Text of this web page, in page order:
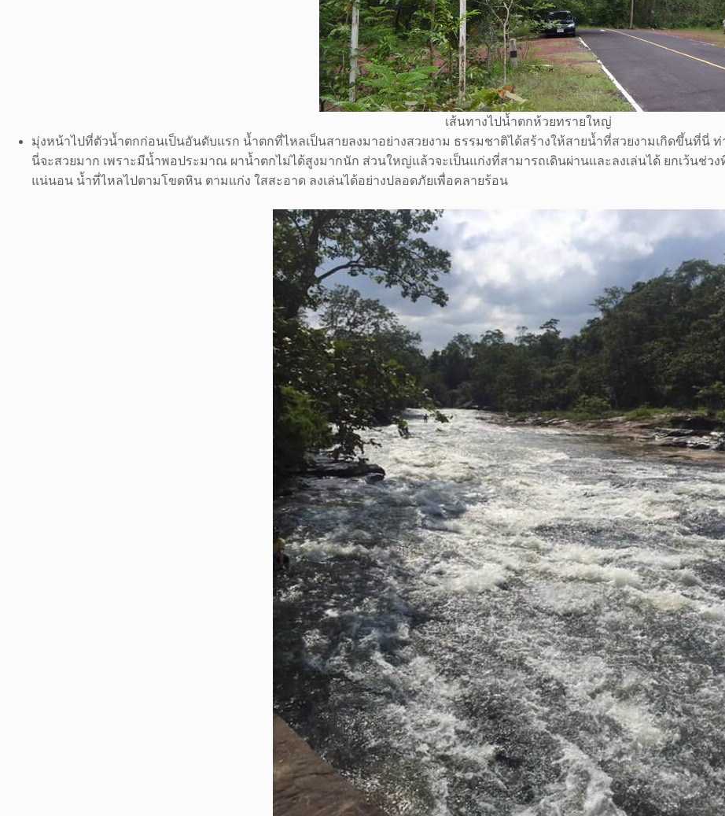
เส้นทางไปน้ำตกห้วยทรายใหญ่
มุ่งหน้าไปที่ตัวน้ำตกก่อนเป็นอันดับแรก น้ำตกที่ไหลเป็นสายลงมาอย่างสวยงาม ธรรมชาติได้สร้างให้สายน้ำที่สวยงามเกิดขึ้นที่นี่
นี่จะสวยมาก เพราะมีน้ำพอประมาณ ผาน้ำตกไม่ได้สูงมากนัก ส่วนใหญ่แล้วจะเป็นแก่งที่สามารถเดินผ่านและลงเล่นได้ ยกเว้นช่ว
แน่นอน น้ำที่ไหลไปตามโขดหิน ตามแก่ง ใสสะอาด ลงเล่นได้อย่างปลอดภัยเพื่อคลายร้อน